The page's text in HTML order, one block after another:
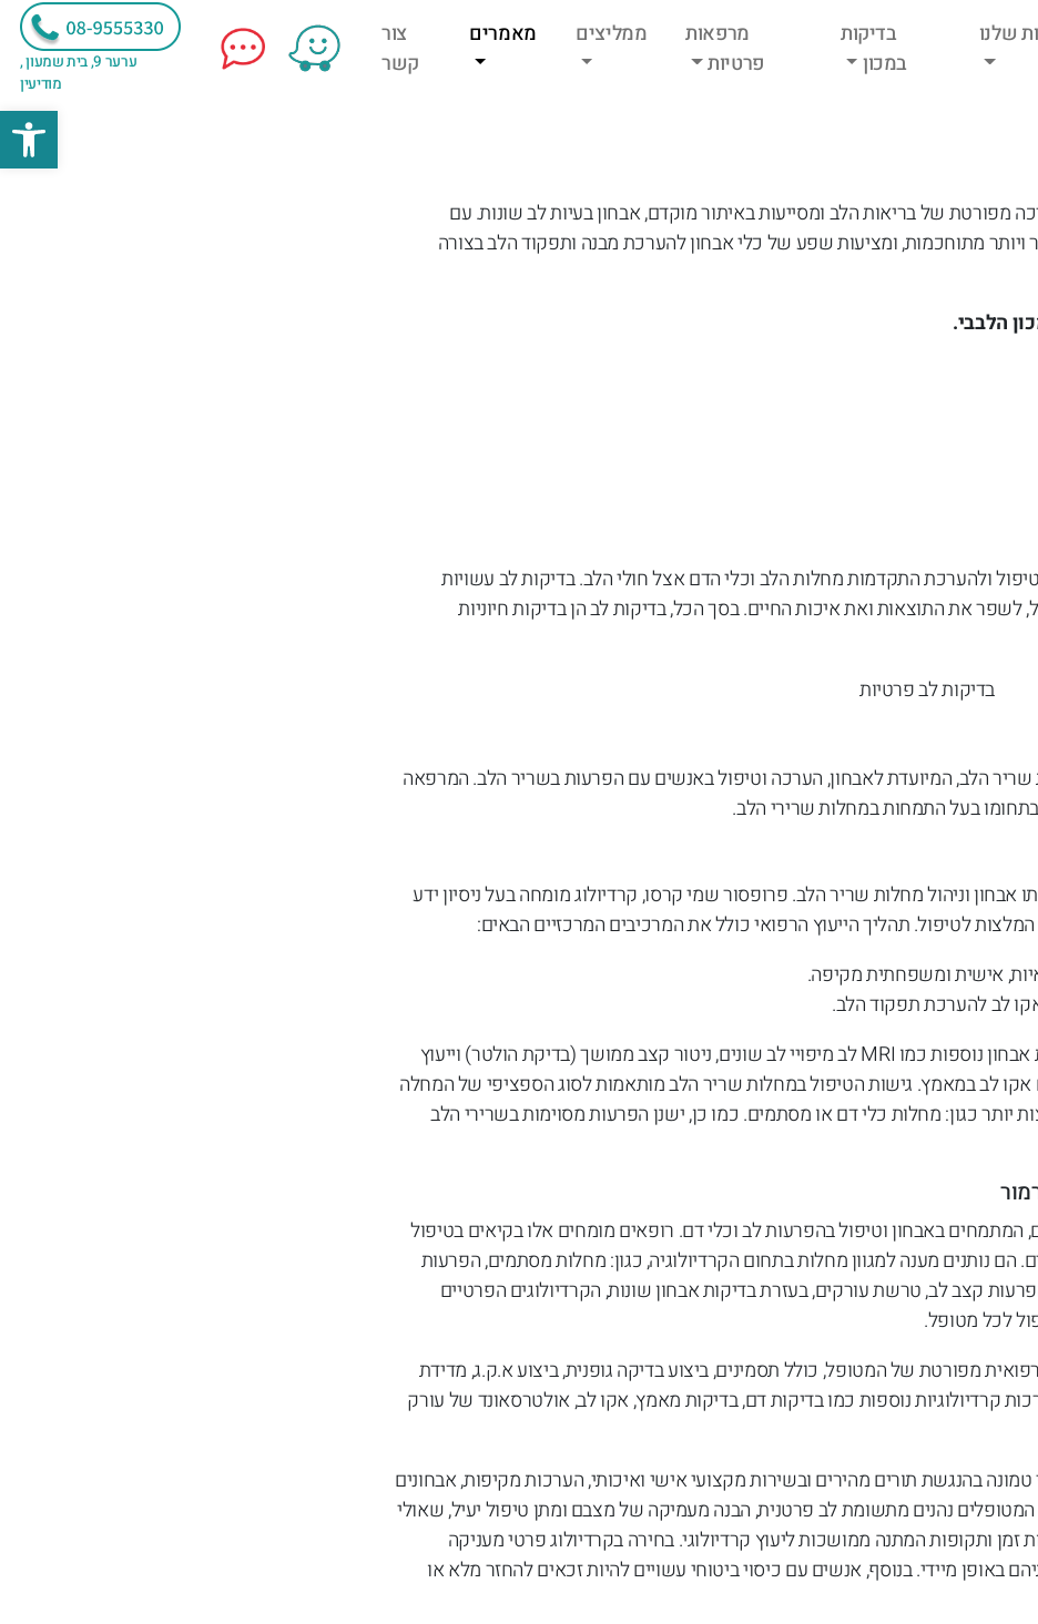
שלנו
בדיקות
במכון
מרפאות
פרטיות
ממליצים מאמרים
צור
קשר
ערער 9, בית שמעון ,
מודיעין
מפורטת של בריאות הלב ומסייעות באיתור מוקדם, אבחון בעיות לב שונות. עם
ויותר מתוחכמות, ומציעות שפע של כלי אבחון להערכת מבנה ותפקוד הלב בצורה
הלבבי.
ולהערכת התקדמות מחלות הלב וכלי הדם אצל חולי הלב. בדיקות לב עשויות
את התוצאות ואת איכות החיים. בסך הכל, בדיקות לב הן בדיקות חיוניות
הלב, המיועדת לאבחון, הערכה וטיפול באנשים עם הפרעות בשריר הלב. המרפאה
בעל התמחות במחלות שרירי הלב.
וניהול מחלות שריר הלב. פרופסור שמי קרסו, קרדיולוג מומחה בעל ניסיון ידע
לטיפול. תהליך הייעוץ הרפואי כולל את המרכיבים המרכזיים הבאים:
אישית ומשפחתית מקיפה.
אקו לב להערכת תפקוד הלב.
לצורך הערכה רפואית מדויקת פעמים רבות יש צורך בבדיקות אבחון נוספות כמו MRI לב מיפויי לב שונים, ניטור קצב ממושך (בדיקת הולטר) וייעוץ
לב במאמץ. גישות הטיפול במחלות שריר הלב מותאמות לסוג הספציפי של המחלה
יותר כגון: מחלות כלי דם או מסתמים. כמו כן, ישנן הפרעות מסוימות בשרירי הלב
המתמחים באבחון וטיפול בהפרעות לב וכלי דם. רופאים מומחים אלו בקיאים בטיפול
הם נותנים מענה למגוון מחלות בתחום הקרדיולוגיה, כגון: מחלות מסתמים, הפרעות
קצב לב, טרשת עורקים, בעזרת בדיקות אבחון שונות, הקרדיולוגים הפרטיים
לכל מטופל.
מפורטת של המטופל, כולל תסמינים, ביצוע בדיקה גופנית, ביצוע א.ק.ג, מדידת
קרדיולוגיות נוספות כמו בדיקות דם, בדיקות מאמץ, אקו לב, אולטרסאונד של עורק
בהנגשת תורים מהירים ובשירות מקצועי אישי ואיכותי, הערכות מקיפות, אבחונים
נהנים מתשומת לב פרטנית, הבנה מעמיקה של מצבם ומתן טיפול יעיל, שאולי
ותקופות המתנה ממושכות ליעוץ קרדיולוגי. בחירה בקרדיולוג פרטי מעניקה
באופן מיידי. בנוסף, אנשים עם כיסוי ביטוחי עשויים להיות זכאים להחזר מלא או